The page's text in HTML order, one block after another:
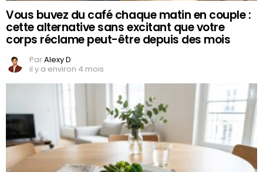
Vous buvez du café chaque matin en couple :
cette alternative sans excitant que votre
corps réclame peut-être depuis des mois
ParAlexy D
il y a environ 4 mois